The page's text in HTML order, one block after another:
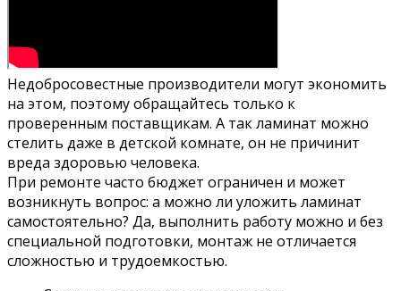
Недобросовестные производители могут экономить
на этом, поэтому обращайтесь только к
проверенным поставщикам. А так ламинат можно
стелить даже в детской комнате, он не причинит
вреда здоровью человека.
При ремонте часто бюджет ограничен и может
возникнуть вопрос: а можно ли уложить ламинат
самостоятельно? Да, выполнить работу можно и без
специальной подготовки, монтаж не отличается
сложностью и трудоемкостью.